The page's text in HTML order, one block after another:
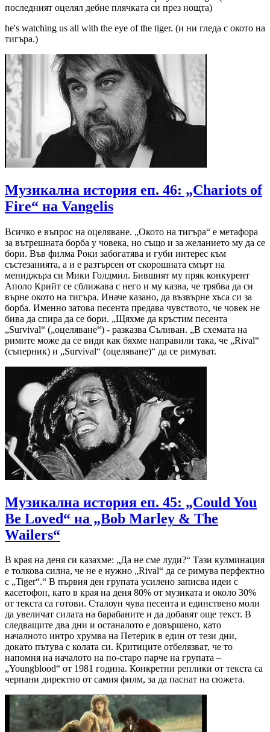
последният оцелял дебне плячката си през нощта)
he's watching us all with the eye of the tiger. (и ни гледа с окото на
тигъра.)
Музикална история еп. 46: „Chariots of
Fire“ на Vangelis
Всичко е въпрос на оцеляване. „Окото на тигъра“ е метафора
за вътрешната борба у човека, но също и за желанието му да се
бори. Във филма Роки забогатява и губи интерес към
състезанията, а и е разтърсен от скорошната смърт на
мениджъра си Мики Голдмил. Бившият му пряк конкурент
Аполо Крийт се сближава с него и му казва, че трябва да си
върне окото на тигъра. Иначе казано, да възвърне хъса си за
борба. Именно затова песента предава чувството, че човек не
бива да спира да се бори. „Щяхме да кръстим песента
„Survival“ („оцеляване“) - разказва Съливан. „В схемата на
римите може да се види как бяхме направили така, че „Rival“
(съперник) и „Survival“ (оцеляване)“ да се римуват.
Музикална история еп. 45: „Could You
Be Loved“ на „Bob Marley & The
Wailers“
В края на деня си казахме: „Да не сме луди?“ Тази кулминация
е толкова силна, че не е нужно „Rival“ да се римува перфектно
с „Tiger“.“ В първия ден групата усилено записва идеи с
касетофон, като в края на деня 80% от музиката и около 30%
от текста са готови. Сталоун чува песента и единствено моли
да увеличат силата на барабаните и да добавят още текст. В
следващите два дни и останалото е довършено, като
началното интро хрумва на Петерик в един от тези дни,
докато пътува с колата си. Критиците отбелязват, че то
напомня на началото на по-старо парче на групата –
„Youngblood“ от 1981 година. Конкретни реплики от текста са
черпани директно от самия филм, за да паснат на сюжета.